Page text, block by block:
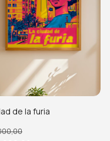
de la furia